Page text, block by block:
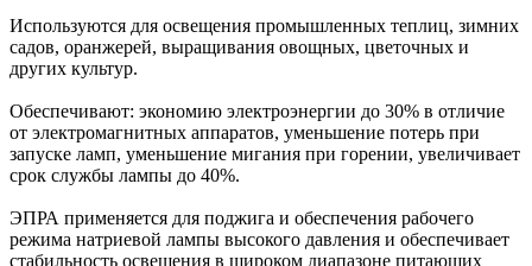
Используются для освещения промышленных теплиц, зимних
садов, оранжерей, выращивания овощных, цветочных и
других культур.
Обеспечивают: экономию электроэнергии до 30% в отличие
от электромагнитных аппаратов, уменьшение потерь при
запуске ламп, уменьшение мигания при горении, увеличивает
срок службы лампы до 40%.
ЭПРА применяется для поджига и обеспечения рабочего
режима натриевой лампы высокого давления и обеспечивает
стабильность освещения в широком диапазоне питающих